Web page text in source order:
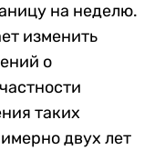
на неделю.
изменить
о
таких
двух лет